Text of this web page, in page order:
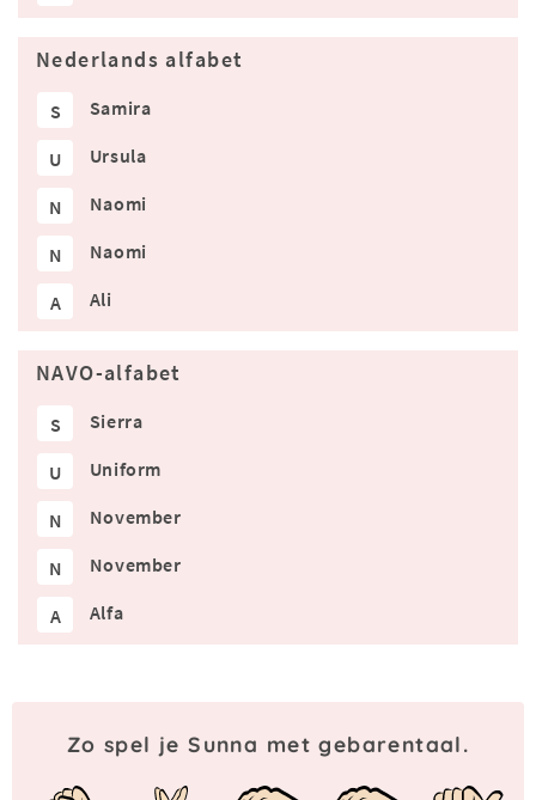
Nederlands alfabet
S Samira
U Ursula
N Naomi
N Naomi
A Ali
NAVO-alfabet
S Sierra
U Uniform
N November
N November
A Alfa
Zo spel je Sunna met gebarentaal.